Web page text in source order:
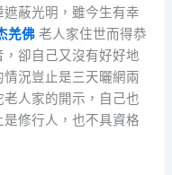
蔽光明，雖今生有幸
羌佛 老人家住世而得恭
卻自己又沒有好好地
況豈止是三天曬網兩
人家的開示，自己也
修行人，也不具資格